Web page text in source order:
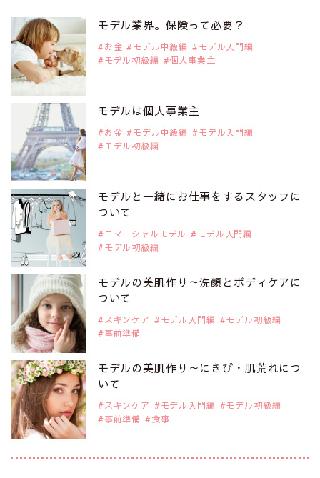
是非ご覧ください。
注目モデル カーラ・デルヴィーニュ
2019年9月29日
是非ご覧ください。
注目モデル 松川 来海さん
2019年9月29日
注目モデルを1名追加いたしました。
是非ご覧ください。
注目モデル 中条あやみさん
2019年9月29日
注目モデルを1名追加いたしました。
是非ご覧ください。
注目モデル 水原佑果さん
2019年9月29日
注目モデルを1名追加いたしました。
是非ご覧ください。
注目モデル CHIHARUさん
2019年9月29日
注目モデルを1名追加いたしました。
モデル業界。保険って必要？
お金 モデル中級編
モデル入門編
モデル初級編
個人事業主
モデルは個人事業主
お金 モデル中級編
モデル入門編
モデル初級編
モデルと一緒にお仕事をするスタッフに
ついて
コマーシャルモデル
モデル入門編
モデル初級編
モデルの美肌作り～洗顔とボディケアに
ついて
スキンケア モデル入門編
モデル初級編
事前準備
モデルの美肌作り～にきび・肌荒れにつ
いて
スキンケア モデル入門編
モデル初級編
事前準備
食事